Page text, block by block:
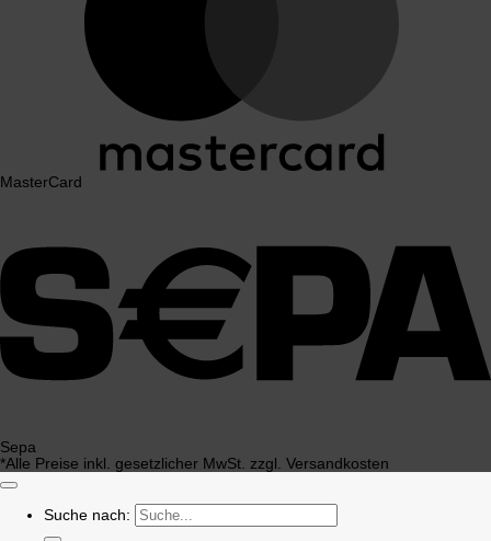
MasterCard
Sepa
*Alle Preise inkl. gesetzlicher MwSt. zzgl. Versandkosten
Suche nach: